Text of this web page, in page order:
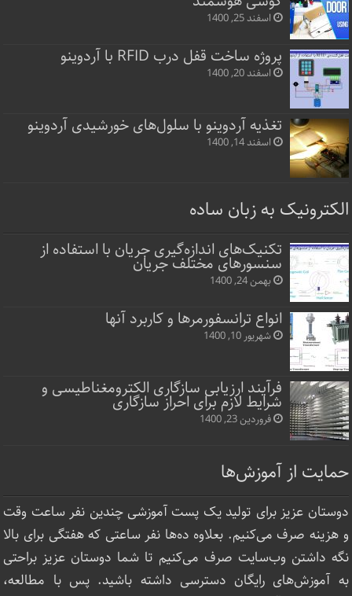
اسفند 25, 1400
پروژه ساخت قفل‌ درب RFID با آردوینو
اسفند 20, 1400
تغذیه آردوینو با سلول‌های خورشیدی آردوینو
اسفند 14, 1400
الکترونیک به زبان ساده
تکنیک‌های اندازه‌گیری جریان با استفاده از
سنسورهای مختلف جریان
بهمن 24, 1400
انواع ترانسفورمرها و کاربرد آنها
شهریور 10, 1400
فرآیند ارزیابی سازگاری الکترومغناطیسی و
شرایط لازم برای احراز سازگاری
فروردین 23, 1400
حمایت از آموزش‌ها
دوستان عزیز برای تولید یک پست آموزشی چندین نفر ساعت‌ وقت
و هزینه صرف می‌کنیم. بعلاوه ده‌ها نفر ساعتی که هفتگی برای بالا
نگه داشتن وب‌سایت صرف ‌می‌کنیم تا شما دوستان عزیز براحتی
به آموزش‌های رایگان دسترسی داشته باشید. پس با مطالعه،